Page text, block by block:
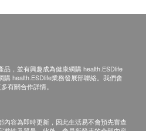
，並有興趣成為健康網購 health.ESDlife
health.ESDlife業務發展部聯絡。我們會
有關合作詳情。
容為即時更新，因此生活易不會預先審查